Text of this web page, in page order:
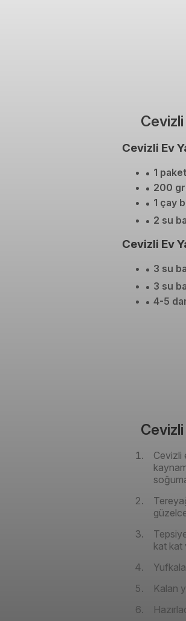
Cevizli Ev
1 paket
200
1 çay
2 su
Cevizli Ev
3 su
3 su
4-5
Cevizli
Cevizli
kat kat
Kalan